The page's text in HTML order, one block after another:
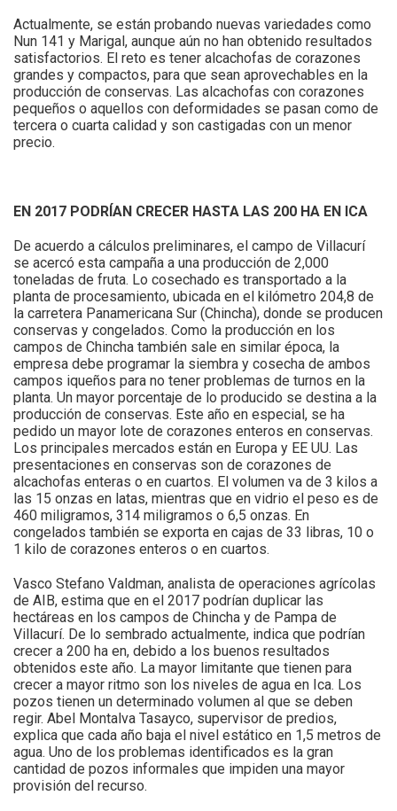
Actualmente, se están probando nuevas variedades como
Nun 141 y Marigal, aunque aún no han obtenido resultados
satisfactorios. El reto es tener alcachofas de corazones
grandes y compactos, para que sean aprovechables en la
producción de conservas. Las alcachofas con corazones
pequeños o aquellos con deformidades se pasan como de
tercera o cuarta calidad y son castigadas con un menor
precio.
EN 2017 PODRÍAN CRECER HASTA LAS 200 HA EN ICA
De acuerdo a cálculos preliminares, el campo de Villacurí
se acercó esta campaña a una producción de 2,000
toneladas de fruta. Lo cosechado es transportado a la
planta de procesamiento, ubicada en el kilómetro 204,8 de
la carretera Panamericana Sur (Chincha), donde se producen
conservas y congelados. Como la producción en los
campos de Chincha también sale en similar época, la
empresa debe programar la siembra y cosecha de ambos
campos iqueños para no tener problemas de turnos en la
planta. Un mayor porcentaje de lo producido se destina a la
producción de conservas. Este año en especial, se ha
pedido un mayor lote de corazones enteros en conservas.
Los principales mercados están en Europa y EE UU. Las
presentaciones en conservas son de corazones de
alcachofas enteras o en cuartos. El volumen va de 3 kilos a
las 15 onzas en latas, mientras que en vidrio el peso es de
460 miligramos, 314 miligramos o 6,5 onzas. En
congelados también se exporta en cajas de 33 libras, 10 o
1 kilo de corazones enteros o en cuartos.
Vasco Stefano Valdman, analista de operaciones agrícolas
de AIB, estima que en el 2017 podrían duplicar las
hectáreas en los campos de Chincha y de Pampa de
Villacurí. De lo sembrado actualmente, indica que podrían
crecer a 200 ha en, debido a los buenos resultados
obtenidos este año. La mayor limitante que tienen para
crecer a mayor ritmo son los niveles de agua en Ica. Los
pozos tienen un determinado volumen al que se deben
regir. Abel Montalva Tasayco, supervisor de predios,
explica que cada año baja el nivel estático en 1,5 metros de
agua. Uno de los problemas identificados es la gran
cantidad de pozos informales que impiden una mayor
provisión del recurso.